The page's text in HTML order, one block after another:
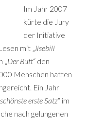
Im Jahr 2007
kürte die Jury
der Initiative
mit „ Ilsebill
Der Butt“ den
Menschen hatten
Ein Jahr
erste Satz“ im
nach gelungenen